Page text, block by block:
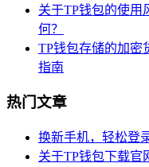
关于TP钱包的使用
何？
TP钱包存储的加密
指南
热门文章
换新手机，轻松登
关于TP钱包下载官